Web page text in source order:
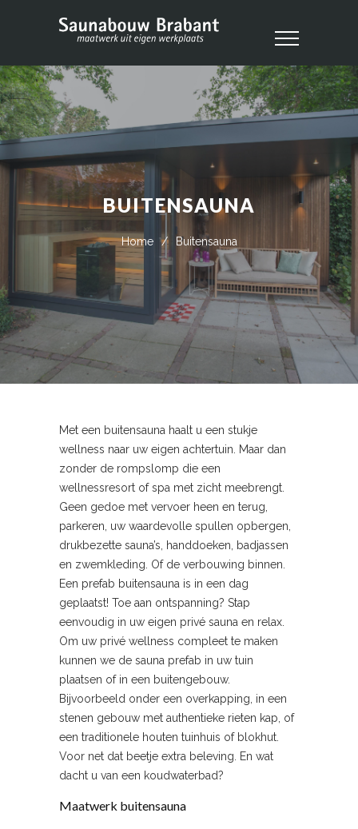
BUITENSAUNA
Home / Buitensauna
Met een buitensauna haalt u een stukje
wellness naar uw eigen achtertuin. Maar dan
zonder de rompslomp die een
wellnessresort of spa met zicht meebrengt.
Geen gedoe met vervoer heen en terug,
parkeren, uw waardevolle spullen opbergen,
drukbezette sauna’s, handdoeken, badjassen
en zwemkleding. Of de verbouwing binnen.
Een prefab buitensauna is in een dag
geplaatst! Toe aan ontspanning? Stap
eenvoudig in uw eigen privé sauna en relax.
Om uw privé wellness compleet te maken
kunnen we de sauna prefab in uw tuin
plaatsen of in een buitengebouw.
Bijvoorbeeld onder een overkapping, in een
stenen gebouw met authentieke rieten kap, of
een traditionele houten tuinhuis of blokhut.
Voor net dat beetje extra beleving. En wat
dacht u van een koudwaterbad?
Maatwerk buitensauna